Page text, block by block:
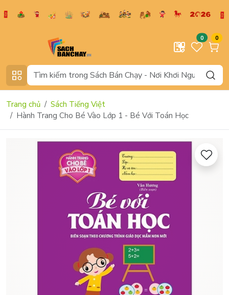
0 0
Trang chủ
Sách Tiếng Việt
Hành Trang Cho Bé Vào Lớp 1 - Bé Với Toán Học